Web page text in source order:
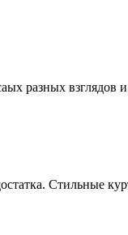
разных взглядов
Стильные